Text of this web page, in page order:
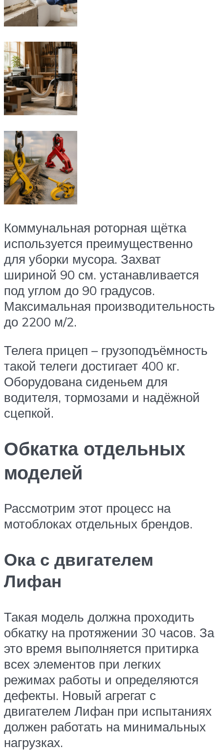
Коммунальная роторная щётка
используется преимущественно
для уборки мусора. Захват
шириной 90 см. устанавливается
под углом до 90 градусов.
Максимальная производительность
до 2200 м/2.
Телега прицеп – грузоподъёмность
такой телеги достигает 400 кг.
Оборудована сиденьем для
водителя, тормозами и надёжной
сцепкой.
Обкатка отдельных
моделей
Рассмотрим этот процесс на
мотоблоках отдельных брендов.
Ока с двигателем
Лифан
Такая модель должна проходить
обкатку на протяжении 30 часов. За
это время выполняется притирка
всех элементов при легких
режимах работы и определяются
дефекты. Новый агрегат с
двигателем Лифан при испытаниях
должен работать на минимальных
нагрузках.